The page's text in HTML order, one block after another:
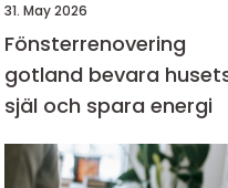
31. May 2026
Fönsterrenovering
gotland bevara husets
själ och spara energi